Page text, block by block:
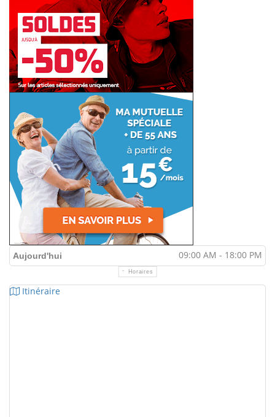
Aujourd'hui 09:00 AM - 18:00 PM
Horaires
Itinéraire